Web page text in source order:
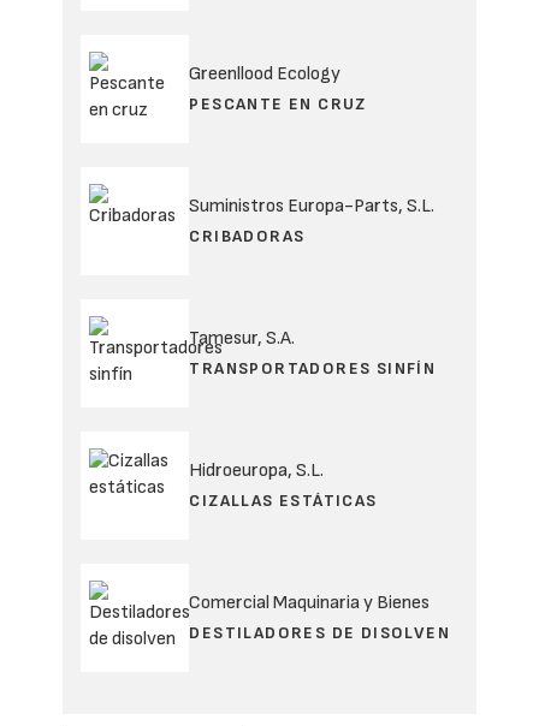
Greenllood Ecology
PESCANTE EN CRUZ
Suministros Europa-Parts, S.L.
CRIBADORAS
Tamesur, S.A.
TRANSPORTADORES SINFÍN
Hidroeuropa, S.L.
CIZALLAS ESTÁTICAS
Comercial Maquinaria y Bienes
DESTILADORES DE DISOLVEN